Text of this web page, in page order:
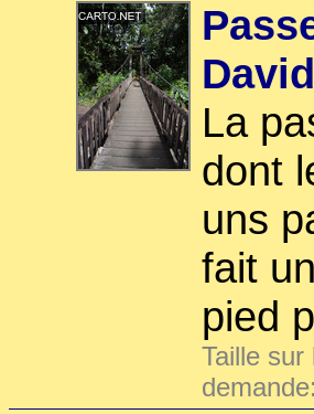
David
La
dont
uns
fait
pied
Taille sur